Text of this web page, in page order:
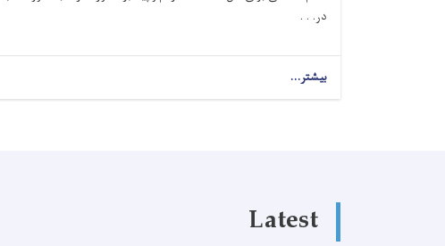
در. . .
بیشتر...
Latest